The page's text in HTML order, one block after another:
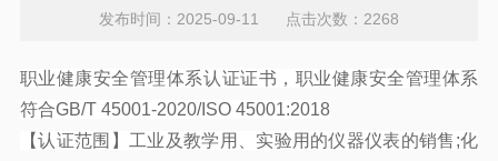
发布时间：2025-09-11 点击次数：2268
职业健康安全管理体系认证证书 ， 职业健康安全管理体系
符合GB/T 45001-2020/ISO 45001:2018
【认证范围 】 工业及教学用、实验用的仪器仪表的销售;化